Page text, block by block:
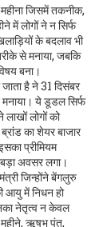
जिसमें तकनीक,
में लोगों ने न सिर्फ
के बदलाव भी
से मनाया, जबकि
बना।
हैने 31 दिसंबर
ये डूडल सिर्फ
लोगों को
का शेयर बाजार
प्रीमियम
अवसर लगा।
जिन्होंने बेंगलुरु
आयु में निधन हो
नेतृत्व न केवल
ऋषभ पंत,